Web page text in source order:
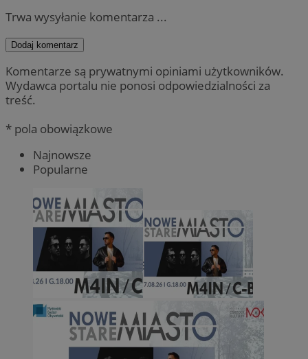
Trwa wysyłanie komentarza ...
Dodaj komentarz
Komentarze są prywatnymi opiniami użytkowników.
Wydawca portalu nie ponosi odpowiedzialności za
treść.
* pola obowiązkowe
Najnowsze
Popularne